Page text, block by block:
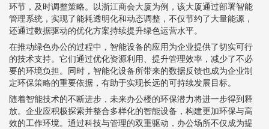
环节，及时调整策略。以浙江商会大厦为例，该大厦通过部署智能
管理系统，实现了能耗透明化和动态调整，不仅节约了大量能源，
还通过数据驱动的优化方案持续提升绿色运营水平。
在推动绿色办公的过程中，智能设备的应用为企业提供了切实可行
的技术支持。它们通过优化资源利用、提升管理效率，减少了不必
要的环境负担。同时，智能化设备所带来的数据反馈也成为企业制
定环保策略的重要依据，有助于实现长远的可持续发展目标。
随着智能技术的不断进步，未来办公楼的环保潜力将进一步得到释
放。企业应积极探索并整合多样化的智能设备，构建更加环保与高
效的工作环境。通过科技与管理的双重驱动，办公场所不仅成为提